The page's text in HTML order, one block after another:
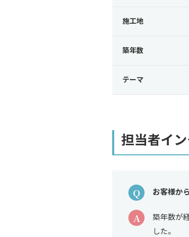
施工地
築年数
テーマ
担当者イ
Q お客様か
A
築年数が
した。